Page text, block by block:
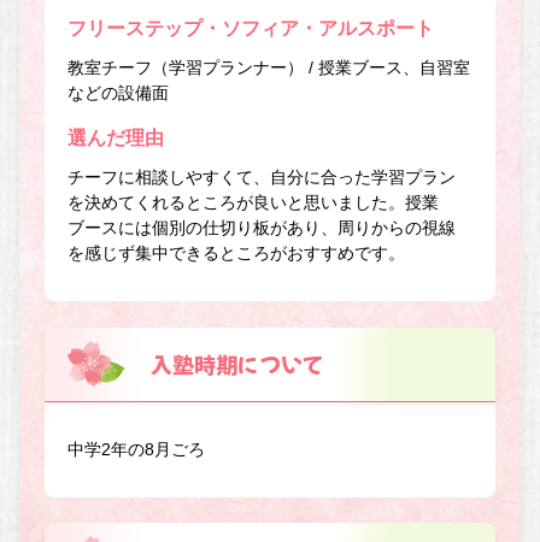
フリーステップ・ソフィア・アルスポート
教室チーフ（学習プランナー） / 授業ブース、自習室
などの設備面
選んだ理由
チーフに相談しやすくて、自分に合った学習プラン
を決めてくれるところが良いと思いました。授業
ブースには個別の仕切り板があり、周りからの視線
を感じず集中できるところがおすすめです。
入塾時期について
中学2年の8月ごろ